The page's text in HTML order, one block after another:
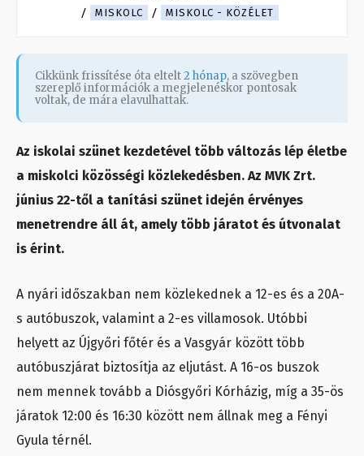
MISKOLC
MISKOLC - KÖZÉLET
Cikkünk frissítése óta eltelt2 hónap, a szövegben
szereplő információk a megjelenéskor pontosak
voltak, de mára elavulhattak.
Az iskolai szünet kezdetével több változás lép életbe
a miskolci közösségi közlekedésben. Az MVK Zrt.
június 22-től a tanítási szünet idején érvényes
menetrendre áll át, amely több járatot és útvonalat
is érint.
A nyári időszakban nem közlekednek a 12-es és a 20A-
s autóbuszok, valamint a 2-es villamosok. Utóbbi
helyett az Újgyőri főtér és a Vasgyár között több
autóbuszjárat biztosítja az eljutást. A 16-os buszok
nem mennek tovább a Diósgyőri Kórházig, míg a 35-ös
járatok 12:00 és 16:30 között nem állnak meg a Fényi
Gyula térnél.